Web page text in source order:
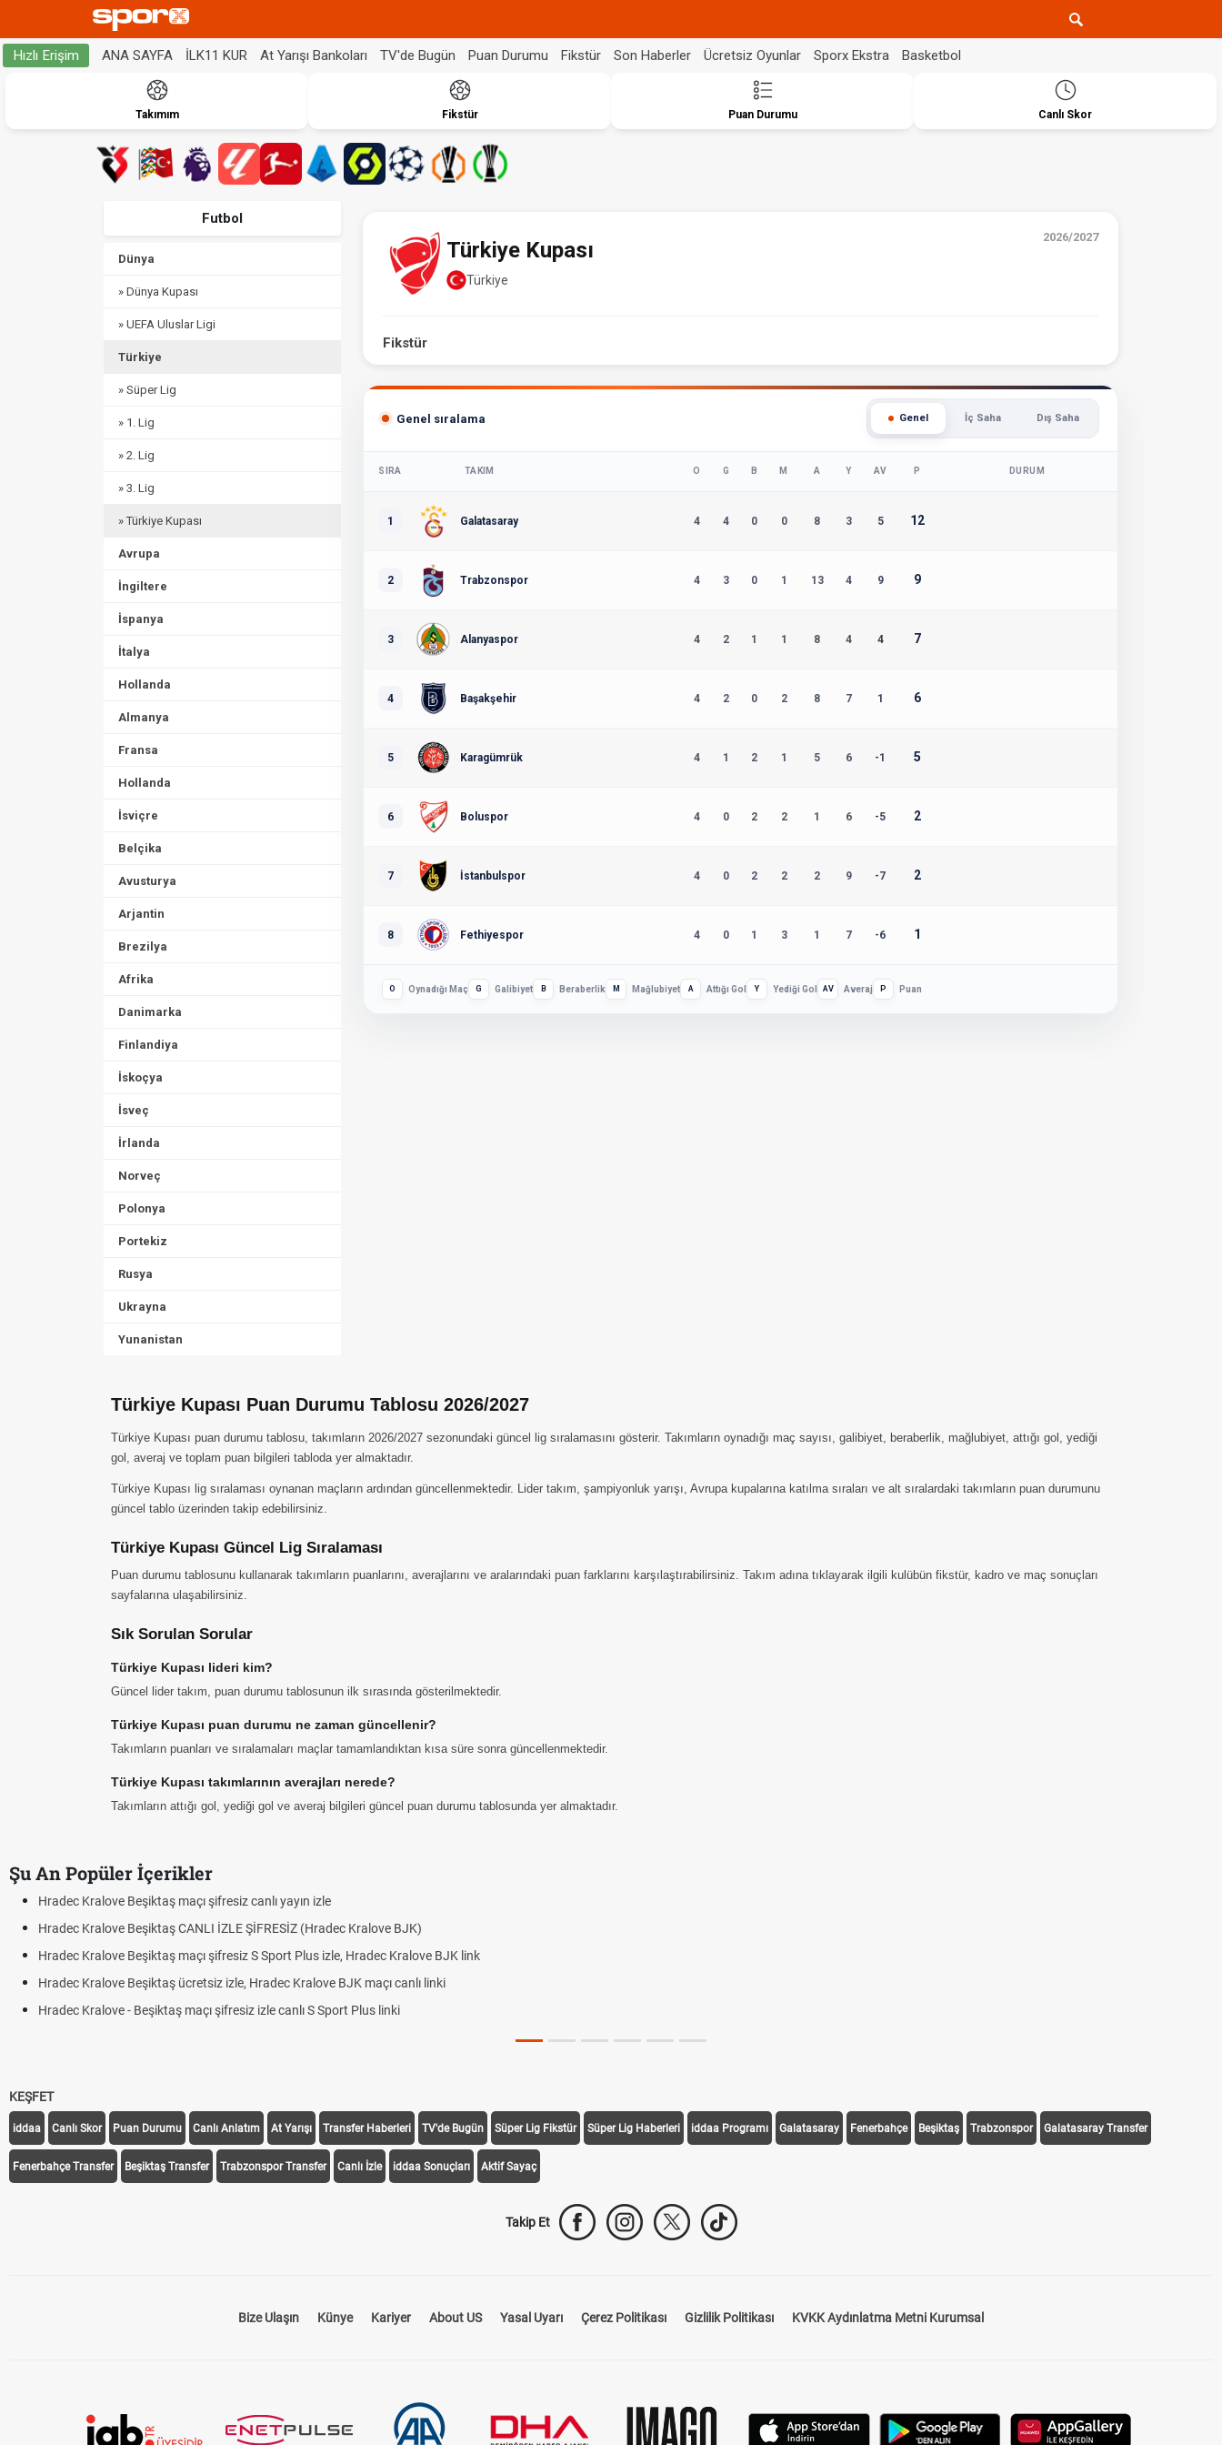
Hızlı Erişim ANA SAYFA İLK11 KUR At Yarışı Bankoları TV'de Bugün Puan Durumu Fikstür Son Haberler Ücretsiz Oyunlar Sporx Ekstra Basketbol
Takımım Fikstür Puan Durumu Canlı Skor
Futbol
Dünya
» Dünya Kupası
» UEFA Uluslar Ligi
Türkiye
» Süper Lig
» 1. Lig
» 2. Lig
» 3. Lig
» Türkiye Kupası
Avrupa
İngiltere
İspanya
İtalya
Hollanda
Almanya
Fransa
Hollanda
İsviçre
Belçika
Avusturya
Arjantin
Brezilya
Afrika
Danimarka
Finlandiya
İskoçya
İsveç
İrlanda
Norveç
Polonya
Portekiz
Rusya
Ukrayna
Yunanistan
2026/2027
Türkiye Kupası
Türkiye
Fikstür
Genel sıralama Genel İç Saha Dış Saha
SIRA TAKIM O G B M A Y AV P DURUM
1 Galatasaray 4 4 0 0 8 3 5 12
2 Trabzonspor 4 3 0 1 13 4 9 9
3 Alanyaspor 4 2 1 1 8 4 4 7
4 Başakşehir 4 2 0 2 8 7 1 6
5 Karagümrük 4 1 2 1 5 6 -1 5
6 Boluspor 4 0 2 2 1 6 -5 2
7 İstanbulspor 4 0 2 2 2 9 -7 2
8 Fethiyespor 4 0 1 3 1 7 -6 1
O Oynadığı Maç G Galibiyet B Beraberlik M Mağlubiyet A Attığı Gol Y Yediği Gol AV Averaj P Puan
Türkiye Kupası Puan Durumu Tablosu 2026/2027
Türkiye Kupası puan durumu tablosu, takımların 2026/2027 sezonundaki güncel lig sıralamasını gösterir. Takımların oynadığı maç sayısı, galibiyet, beraberlik, mağlubiyet, attığı gol, yediği
gol, averaj ve toplam puan bilgileri tabloda yer almaktadır.
Türkiye Kupası lig sıralaması oynanan maçların ardından güncellenmektedir. Lider takım, şampiyonluk yarışı, Avrupa kupalarına katılma sıraları ve alt sıralardaki takımların puan durumunu
güncel tablo üzerinden takip edebilirsiniz.
Türkiye Kupası Güncel Lig Sıralaması
Puan durumu tablosunu kullanarak takımların puanlarını, averajlarını ve aralarındaki puan farklarını karşılaştırabilirsiniz. Takım adına tıklayarak ilgili kulübün fikstür, kadro ve maç sonuçları
sayfalarına ulaşabilirsiniz.
Sık Sorulan Sorular
Türkiye Kupası lideri kim?
Güncel lider takım, puan durumu tablosunun ilk sırasında gösterilmektedir.
Türkiye Kupası puan durumu ne zaman güncellenir?
Takımların puanları ve sıralamaları maçlar tamamlandıktan kısa süre sonra güncellenmektedir.
Türkiye Kupası takımlarının averajları nerede?
Takımların attığı gol, yediği gol ve averaj bilgileri güncel puan durumu tablosunda yer almaktadır.
Şu An Popüler İçerikler
Hradec Kralove Beşiktaş maçı şifresiz canlı yayın izle
Hradec Kralove Beşiktaş CANLI İZLE ŞİFRESİZ (Hradec Kralove BJK)
Hradec Kralove Beşiktaş maçı şifresiz S Sport Plus izle, Hradec Kralove BJK link
Hradec Kralove Beşiktaş ücretsiz izle, Hradec Kralove BJK maçı canlı linki
Hradec Kralove - Beşiktaş maçı şifresiz izle canlı S Sport Plus linki
KEŞFET
iddaa Canlı Skor Puan Durumu Canlı Anlatım At Yarışı Transfer Haberleri TV'de Bugün Süper Lig Fikstür Süper Lig Haberleri iddaa Programı Galatasaray Fenerbahçe Beşiktaş Trabzonspor Galatasaray Transfer
Fenerbahçe Transfer Beşiktaş Transfer Trabzonspor Transfer Canlı İzle iddaa Sonuçları Aktif Sayaç
Takip Et
Bize Ulaşın Künye Kariyer About US Yasal Uyarı Çerez Politikası Gizlilik Politikası KVKK Aydınlatma Metni Kurumsal